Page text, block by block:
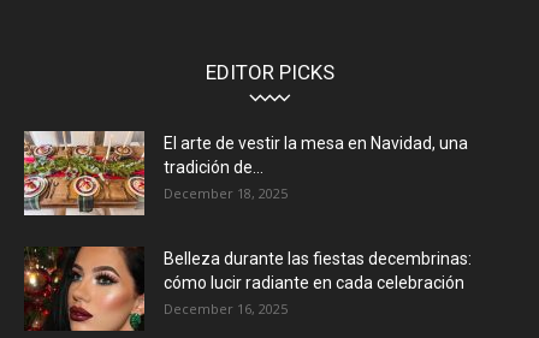
EDITOR PICKS
El arte de vestir la mesa en Navidad, una
tradición de...
December 18, 2025
Belleza durante las fiestas decembrinas:
cómo lucir radiante en cada celebración
December 16, 2025